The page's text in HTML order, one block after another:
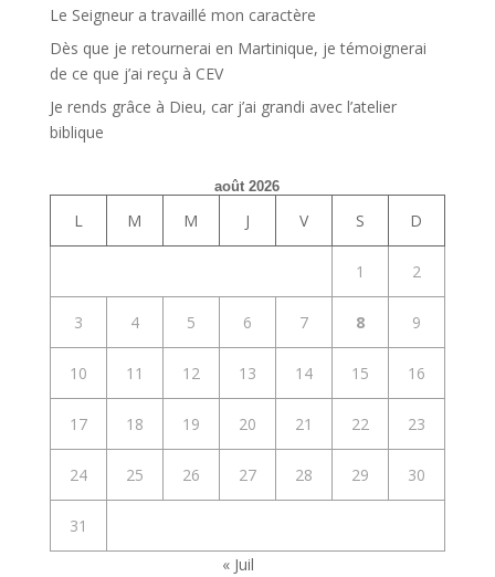
Le Seigneur a travaillé mon caractère
Dès que je retournerai en Martinique, je témoignerai
de ce que j’ai reçu à CEV
Je rends grâce à Dieu, car j’ai grandi avec l’atelier
biblique
août 2026
L M M J V S D
1 2
3 4 5 6 7 8 9
10 11 12 13 14 15 16
17 18 19 20 21 22 23
24 25 26 27 28 29 30
31
« Juil